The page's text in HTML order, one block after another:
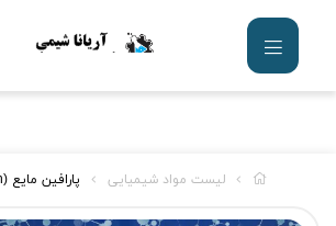
لیست مواد شیمیایی پارافین مایع (Liquid paraffin)